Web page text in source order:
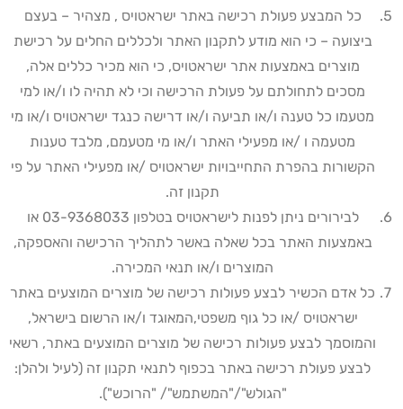
כל המבצע פעולת רכישה באתר ישראטויס , מצהיר – בעצם
ביצועה – כי הוא מודע לתקנון האתר ולכללים החלים על רכישת
מוצרים באמצעות אתר ישראטויס, כי הוא מכיר כללים אלה,
מסכים לתחולתם על פעולת הרכישה וכי לא תהיה לו ו/או למי
מטעמו כל טענה ו/או תביעה ו/או דרישה כנגד ישראטויס ו/או מי
מטעמה ו /או מפעילי האתר ו/או מי מטעמם, מלבד טענות
הקשורות בהפרת התחייבויות ישראטויס /או מפעילי האתר על פי
תקנון זה.
לבירורים ניתן לפנות לישראטויס בטלפון 03-9368033 או
באמצעות האתר בכל שאלה באשר לתהליך הרכישה והאספקה,
המוצרים ו/או תנאי המכירה.
כל אדם הכשיר לבצע פעולות רכישה של מוצרים המוצעים באתר
ישראטויס /או כל גוף משפטי,המאוגד ו/או הרשום בישראל,
והמוסמך לבצע פעולות רכישה של מוצרים המוצעים באתר, רשאי
לבצע פעולת רכישה באתר בכפוף לתנאי תקנון זה (לעיל ולהלן:
"הגולש"/"המשתמש"/ "הרוכש").